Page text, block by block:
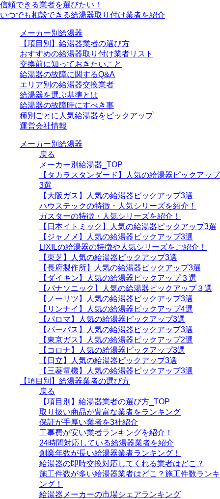
信頼できる業者を選びたい！
いつでも相談できる給湯器取り付け業者を紹介
メーカー別給湯器
【項目別】給湯器業者の選び方
おすすめの給湯器取り付け業者リスト
交換前に知っておきたいこと
給湯器の故障に関するQ&A
エリア別の給湯器交換業者
給湯器を選ぶ基準とは
給湯器の故障時にすべき事
種別ごとに人気給湯器をピックアップ
運営会社情報
メーカー別給湯器
戻る
メーカー別給湯器_TOP
【タカラスタンダード】人気の給湯器ピックアップ
3選
【大阪ガス】人気の給湯器ピックアップ3選
ハウステックの特徴・人気シリーズを紹介！
ガスターの特徴・人気シリーズを紹介！
【日本イトミック】人気の給湯器ピックアップ3選
【ジャノメ】人気の給湯器ピックアップ3選
LIXILの給湯器の特徴や人気シリーズをご紹介！
【東芝】人気の給湯器ピックアップ3選
【長府製作所】人気の給湯器ピックアップ3選
【ダイキン】人気の給湯器ピックアップ３選
【パナソニック】人気の給湯器ピックアップ３選
【ノーリツ】人気の給湯器ピックアップ3選
【リンナイ】人気の給湯器ピックアップ4選
【パロマ】人気の給湯器ピックアップ3選
【パーパス】人気の給湯器ピックアップ3選
【東京ガス】人気の給湯器ピックアップ2選
【コロナ】人気の給湯器ピックアップ3選
【日立】人気の給湯器ピックアップ3選
【三菱電機】人気の給湯器ピックアップ3選
【項目別】給湯器業者の選び方
戻る
【項目別】給湯器業者の選び方_TOP
取り扱い商品が豊富な業者をランキング
保証が手厚い業者を3社紹介
工事費が安い業者ランキングを紹介！
24時間対応している給湯器業者を紹介
創業年数が長い給湯器業者ランキング！
給湯器の即時交換対応してくれる業者はどこ？
施工件数が多い給湯器業者はどこ？施工件数ランキ
ング！
給湯器メーカーの市場シェアランキング